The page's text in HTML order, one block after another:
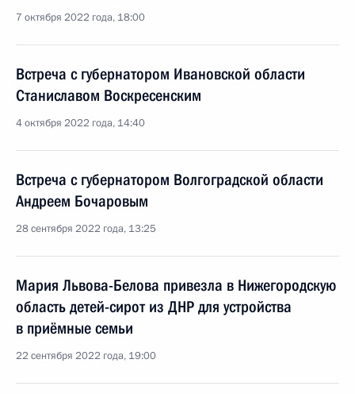
7 октября 2022 года, 18:00
Встреча с губернатором Ивановской области
Станиславом Воскресенским
4 октября 2022 года, 14:40
Встреча с губернатором Волгоградской области
Андреем Бочаровым
28 сентября 2022 года, 13:25
Мария Львова-Белова привезла в Нижегородскую
область детей-сирот из ДНР для устройства
в приёмные семьи
22 сентября 2022 года, 19:00